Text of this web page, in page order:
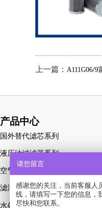
上一篇： A111G06/9
产品中心
国外替代滤芯系列
液压油过滤器系列
空气除尘系列
滤油机系列
水处理净化系列
请您留言
感谢您的关注，当前客服人
线，请填写一下您的信息，
尽快和您联系。